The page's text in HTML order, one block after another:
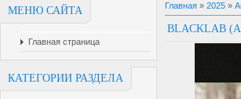
МЕНЮ САЙТА
Главная страница
КАТЕГОРИИ РАЗДЕЛА
Главная » 2025 »
BLACKLAB